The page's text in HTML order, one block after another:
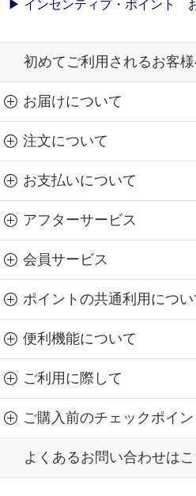
▶ インセンティブ・ポイント
初めてご利用されるお客
お届けについて
注文について
お支払いについて
アフターサービス
会員サービス
ポイントの共通利用につい
便利機能について
ご利用に際して
ご購入前のチェックポイン
よくあるお問い合わせはこ